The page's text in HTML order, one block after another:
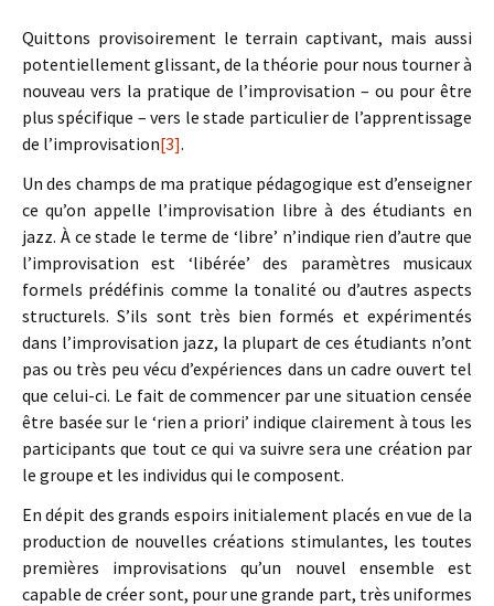
Quittons provisoirement le terrain captivant, mais aussi
potentiellement glissant, de la théorie pour nous tourner à
nouveau vers la pratique de l’improvisation – ou pour être
plus spécifique – vers le stade particulier de l’apprentissage
de l’improvisation[3].
Un des champs de ma pratique pédagogique est d’enseigner
ce qu’on appelle l’improvisation libre à des étudiants en
jazz. À ce stade le terme de ‘libre’ n’indique rien d’autre que
l’improvisation est ‘libérée’ des paramètres musicaux
formels prédéfinis comme la tonalité ou d’autres aspects
structurels. S’ils sont très bien formés et expérimentés
dans l’improvisation jazz, la plupart de ces étudiants n’ont
pas ou très peu vécu d’expériences dans un cadre ouvert tel
que celui-ci. Le fait de commencer par une situation censée
être basée sur le ‘rien a priori’ indique clairement à tous les
participants que tout ce qui va suivre sera une création par
le groupe et les individus qui le composent.
En dépit des grands espoirs initialement placés en vue de la
production de nouvelles créations stimulantes, les toutes
premières improvisations qu’un nouvel ensemble est
capable de créer sont, pour une grande part, très uniformes